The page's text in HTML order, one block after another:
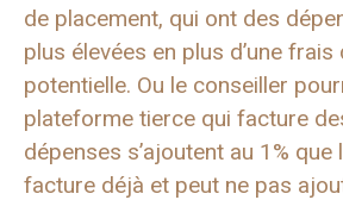
de placement, qui ont des
plus élevées en plus d’une
potentielle. Ou le conseiller
plateforme tierce qui facture
dépenses s’ajoutent au 1% que
facture déjà et peut ne pas